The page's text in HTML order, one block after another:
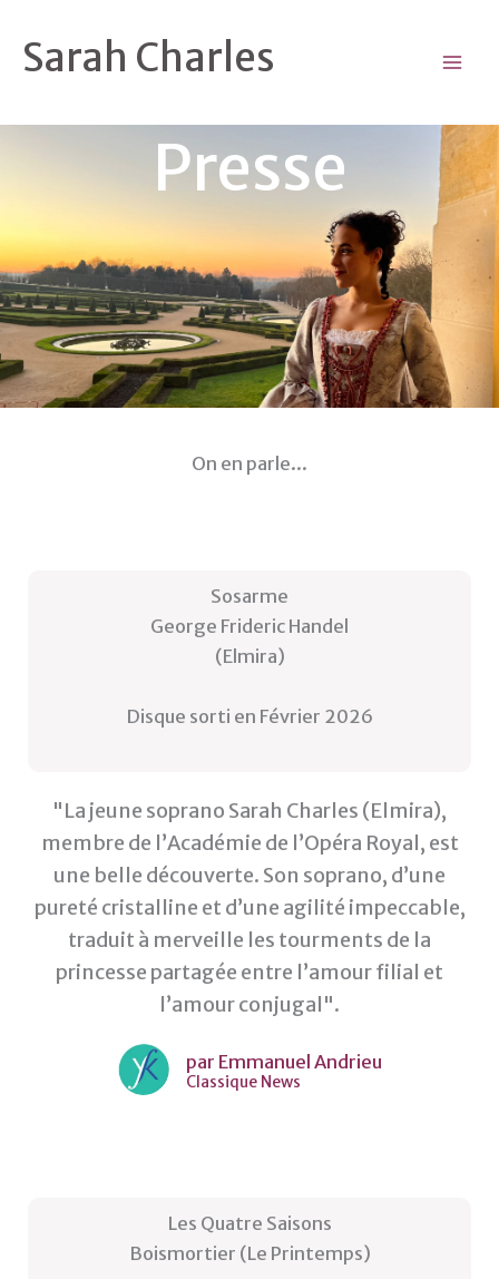
contenu
Sarah Charles
Presse
On en parle...
Sosarme
George Frideric Handel
(Elmira)
Disque sorti en Février 2026
"La jeune soprano Sarah Charles (Elmira),
membre de l’Académie de l’Opéra Royal, est
une belle découverte. Son soprano, d’une
pureté cristalline et d’une agilité impeccable,
traduit à merveille les tourments de la
princesse partagée entre l’amour filial et
l’amour conjugal".
par Emmanuel Andrieu
Classique News
Les Quatre Saisons
Boismortier (Le Printemps)